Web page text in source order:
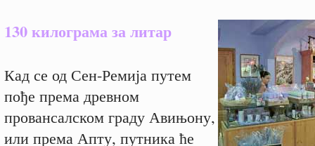
130 килограма за литар
Кад се од Сен-Ремија путем
пође према древном
провансалском граду Авињону,
или према Апту, путника ће